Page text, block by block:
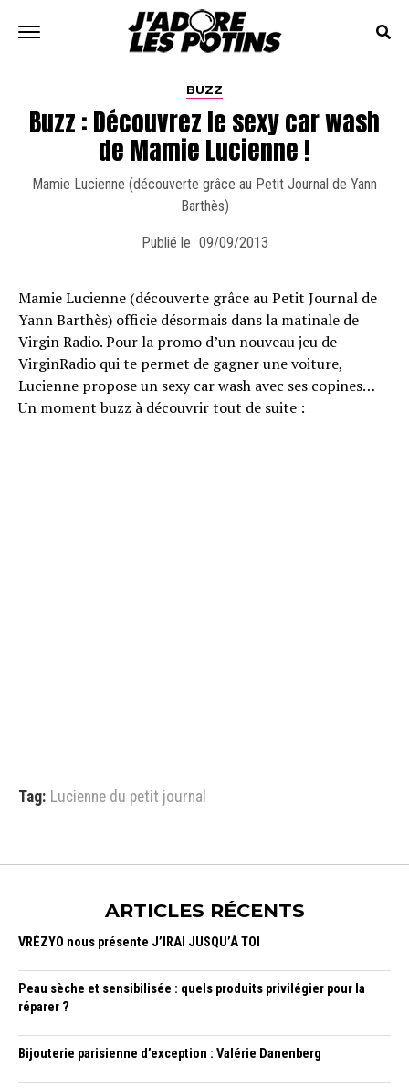
BUZZ
Buzz : Découvrez le sexy car wash
de Mamie Lucienne !
Mamie Lucienne (découverte grâce au Petit Journal de Yann
Barthès)
Publié le 09/09/2013
Mamie Lucienne (découverte grâce au Petit Journal de
Yann Barthès) officie désormais dans la matinale de
Virgin Radio. Pour la promo d’un nouveau jeu de
VirginRadio qui te permet de gagner une voiture,
Lucienne propose un sexy car wash avec ses copines…
Un moment buzz à découvrir tout de suite :
Tag: Lucienne du petit journal
ARTICLES RÉCENTS
VRÉZYO nous présente J’IRAI JUSQU’À TOI
Peau sèche et sensibilisée : quels produits privilégier pour la
réparer ?
Bijouterie parisienne d’exception : Valérie Danenberg